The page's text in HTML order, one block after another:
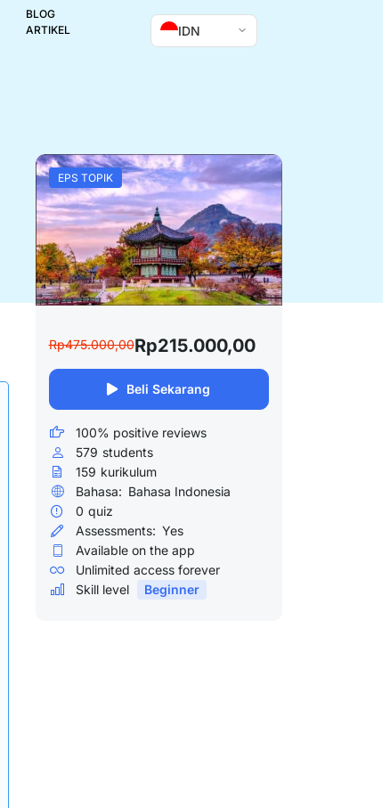
BLOG
ARTIKEL
IDN
EPS TOPIK
Rp475.000,00Rp215.000,00
Beli Sekarang
100% positive reviews
579 students
159 kurikulum
Bahasa: Bahasa Indonesia
0 quiz
Assessments: Yes
Available on the app
Unlimited access forever
Skill level
Beginner